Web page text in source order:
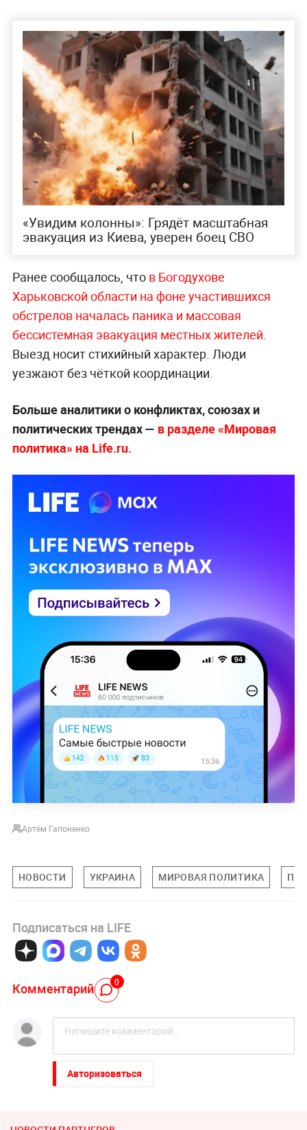
«Увидим колонны»: Грядёт масштабная
эвакуация из Киева, уверен боец СВО
Ранее сообщалось, что в Богодухове
Харьковской области на фоне участившихся
обстрелов началась паника и массовая
бессистемная эвакуация местных жителей.
Выезд носит стихийный характер. Люди
уезжают без чёткой координации.
Больше аналитики о конфликтах, союзах и
политических трендах — в разделе «Мировая
политика» на Life.ru.
Артём Гапоненко
НОВОСТИ УКРАИНА МИРОВАЯ ПОЛИТИКА
Подписаться на LIFE
Комментарий 0
Авторизоваться